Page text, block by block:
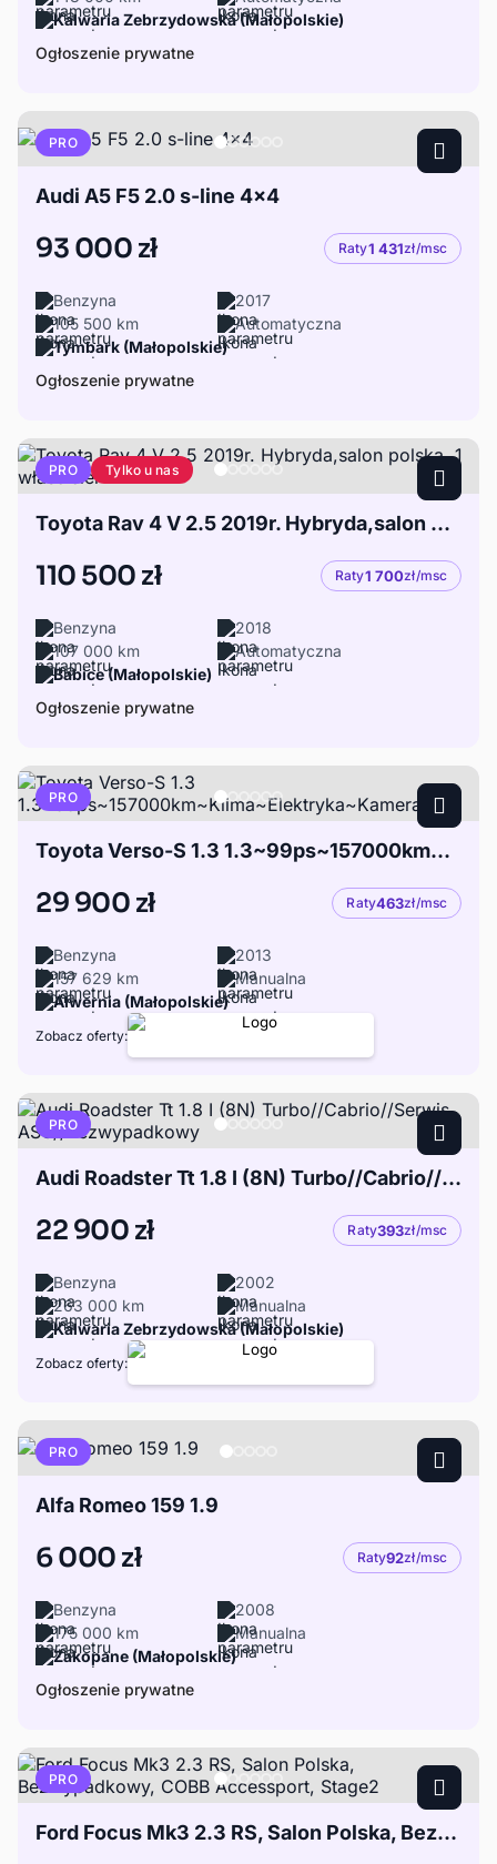
Kalwaria Zebrzydowska (Małopolskie)
Ogłoszenie prywatne
PRO
Audi A5 F5 2.0 s-line 4x4
93 000 zł Raty1 431zł/msc
Benzyna
2017
105 500 km
Automatyczna
Tymbark (Małopolskie)
Ogłoszenie prywatne
PRO Tylko u nas
Toyota Rav 4 V 2.5 2019r. Hybryda,salon polska, 1 właściciel
110 500 zł Raty1 700zł/msc
Benzyna
2018
107 000 km
Automatyczna
Babice (Małopolskie)
Ogłoszenie prywatne
PRO
Toyota Verso-S 1.3 1.3~99ps~157000km~Klima~Elektryka~Kamera
29 900 zł Raty463zł/msc
Benzyna
2013
157 629 km
Manualna
Alwernia (Małopolskie)
Zobacz oferty:
PRO
Audi Roadster Tt 1.8 I (8N) Turbo//Cabrio//Serwis ASO//Bezwypadkowy
22 900 zł Raty393zł/msc
Benzyna
2002
263 000 km
Manualna
Kalwaria Zebrzydowska (Małopolskie)
Zobacz oferty:
PRO
Alfa Romeo 159 1.9
6 000 zł Raty92zł/msc
Benzyna
2008
175 000 km
Manualna
Zakopane (Małopolskie)
Ogłoszenie prywatne
PRO
Ford Focus Mk3 2.3 RS, Salon Polska, Bezwypadkowy, COBB Accessport, Stage2